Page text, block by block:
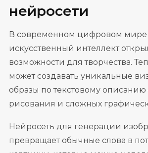
нейросети
В современном цифровом мире
искусственный интеллект
возможности для творчества.
может создавать уникальные
образы по текстовому
рисования и сложных
Нейросеть для генерации
превращает обычные слова в